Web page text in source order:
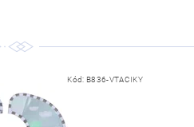
Kód: B836-VTACIKY